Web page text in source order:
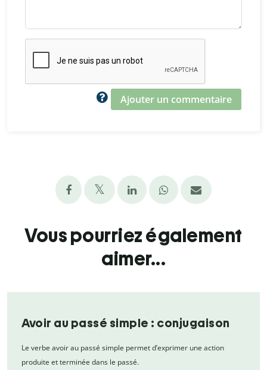
Ajouter un commentaire
Vous pourriez également
aimer...
Avoir au passé simple : conjugaison
Le verbe avoir au passé simple permet d’exprimer une action
produite et terminée dans le passé.